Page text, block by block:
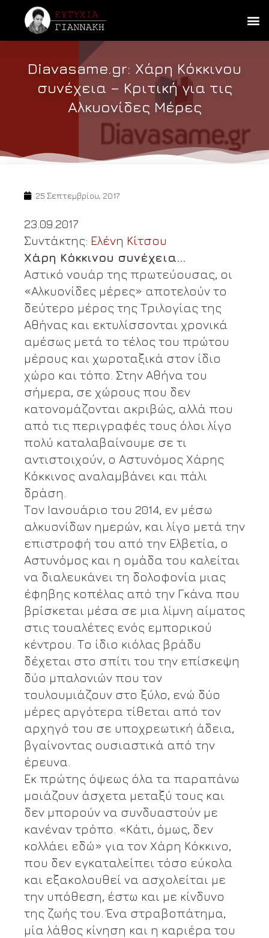
Diavasame.gr: Χάρη Κόκκινου
συνέχεια – Κριτική για τις
Αλκυονίδες Μέρες
25 Σεπτεμβρίου, 2017
23.09.2017
Συντάκτης: Ελένη Κίτσου
Χάρη Κόκκινου συνέχεια…
Αστικό νουάρ της πρωτεύουσας, οι
«Αλκυονίδες μέρες» αποτελούν το
δεύτερο μέρος της Τριλογίας της
Αθήνας και εκτυλίσσονται χρονικά
αμέσως μετά το τέλος του πρώτου
μέρους και χωροταξικά στον ίδιο
χώρο και τόπο. Στην Αθήνα του
σήμερα, σε χώρους που δεν
κατονομάζονται ακριβώς, αλλά που
από τις περιγραφές τους όλοι λίγο
πολύ καταλαβαίνουμε σε τι
αντιστοιχούν, ο Αστυνόμος Χάρης
Κόκκινος αναλαμβάνει και πάλι
δράση.
Τον Ιανουάριο του 2014, εν μέσω
αλκυονίδων ημερών, και λίγο μετά την
επιστροφή του από την Ελβετία, ο
Αστυνόμος και η ομάδα του καλείται
να διαλευκάνει τη δολοφονία μιας
έφηβης κοπέλας από την Γκάνα που
βρίσκεται μέσα σε μια λίμνη αίματος
στις τουαλέτες ενός εμπορικού
κέντρου. Το ίδιο κιόλας βράδυ
δέχεται στο σπίτι του την επίσκεψη
δύο μπαλονιών που τον
τουλουμιάζουν στο ξύλο, ενώ δύο
μέρες αργότερα τίθεται από τον
αρχηγό του σε υποχρεωτική άδεια,
βγαίνοντας ουσιαστικά από την
έρευνα.
Εκ πρώτης όψεως όλα τα παραπάνω
μοιάζουν άσχετα μεταξύ τους και
δεν μπορούν να συνδυαστούν με
κανέναν τρόπο. «Κάτι, όμως, δεν
κολλάει εδώ» για τον Χάρη Κόκκινο,
που δεν εγκαταλείπει τόσο εύκολα
και εξακολουθεί να ασχολείται με
την υπόθεση, έστω και με κίνδυνο
της ζωής του. Ένα στραβοπάτημα,
μία λάθος κίνηση και η καριέρα του